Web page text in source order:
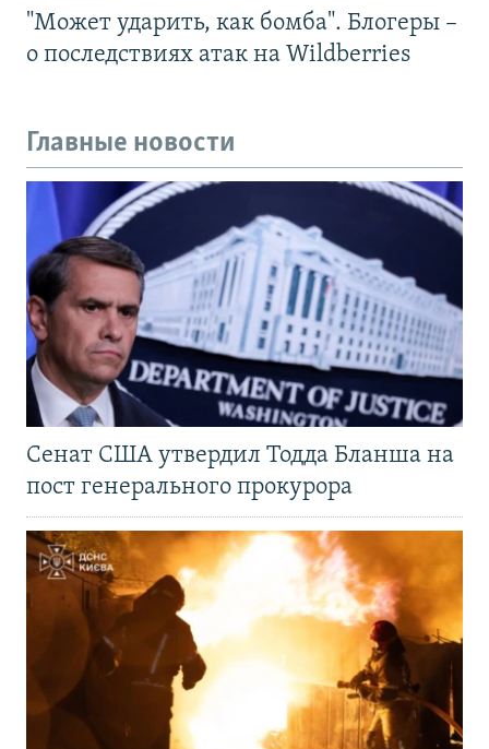
"Может ударить, как бомба". Блогеры –
о последствиях атак на Wildberries
Главные новости
Сенат США утвердил Тодда Бланша на
пост генерального прокурора